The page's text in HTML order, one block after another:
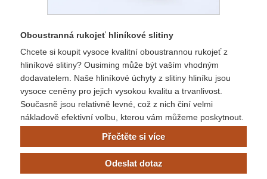
Oboustranná rukojeť hliníkové slitiny
Chcete si koupit vysoce kvalitní oboustrannou rukojeť z
hliníkové slitiny? Ousiming může být vaším vhodným
dodavatelem. Naše hliníkové úchyty z slitiny hliníku jsou
vysoce ceněny pro jejich vysokou kvalitu a trvanlivost.
Současně jsou relativně levné, což z nich činí velmi
nákladově efektivní volbu, kterou vám můžeme poskytnout.
Přečtěte si více
Odeslat dotaz